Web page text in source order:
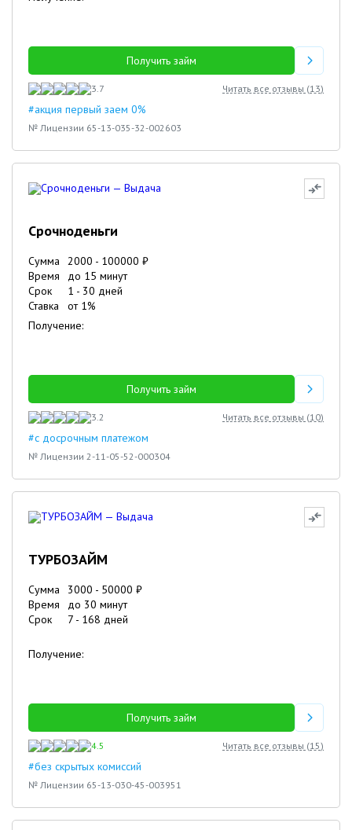
Получить займ
3.7 Читать все отзывы (13)
#акция первый заем 0%
№ Лицензии 65-13-035-32-002603
Срочноденьги
Сумма 2000 - 100000 ₽
Время
до 15 минут
Срок
1 - 30 дней
Ставка
от 1%
Получение:
Получить займ
3.2 Читать все отзывы (10)
#с досрочным платежом
№ Лицензии 2-11-05-52-000304
ТУРБОЗАЙМ
Сумма 3000 - 50000 ₽
Время
до 30 минут
Срок
7 - 168 дней
Получение:
Получить займ
4.5 Читать все отзывы (15)
#без скрытых комиссий
№ Лицензии 65-13-030-45-003951